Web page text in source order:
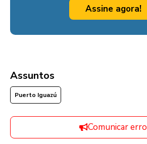
Assine agora!
Assuntos
Puerto Iguazú
Comunicar erro